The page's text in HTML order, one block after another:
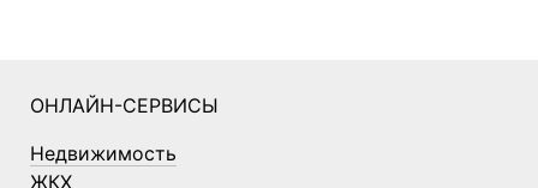
ОНЛАЙН-СЕРВИСЫ
Недвижимость
ЖКХ